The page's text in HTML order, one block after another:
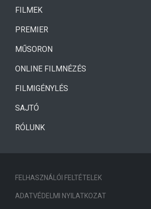
FILMEK(CURRENT)
PREMIER
MŰSORON
ONLINE FILMNÉZÉS
FILMIGÉNYLÉS
SAJTÓ
RÓLUNK
FELHASZNÁLÓI FELTÉTELEK
ADATVÉDELMI NYILATKOZAT